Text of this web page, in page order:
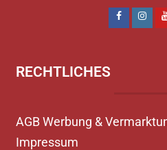
RECHTLICHES
AGB Werbung &
Impressum